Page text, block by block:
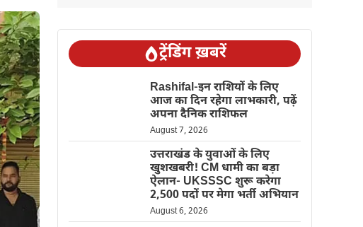
ट्रेंडिंग ख़बरें
Rashifal-इन राशियों के लिए
आज का दिन रहेगा लाभकारी, पढ़ें
अपना दैनिक राशिफल
August 7, 2026
उत्तराखंड के युवाओं के लिए
खुशखबरी! CM धामी का बड़ा
ऐलान- UKSSSC शुरू करेगा
2,500 पदों पर मेगा भर्ती अभियान
August 6, 2026